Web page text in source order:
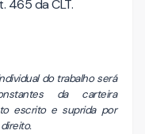
465 da CLT.
do trabalho será
da carteira
escrito e suprida por